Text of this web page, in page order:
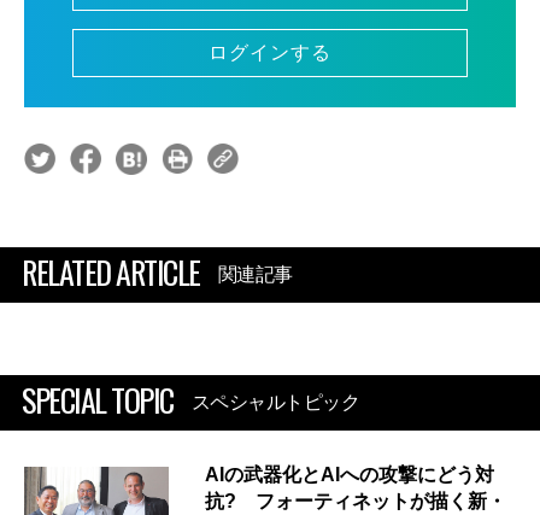
ログインする
RELATED ARTICLE 関連記事
SPECIAL TOPIC スペシャルトピック
AIの武器化とAIへの攻撃にどう対
抗? フォーティネットが描く新・